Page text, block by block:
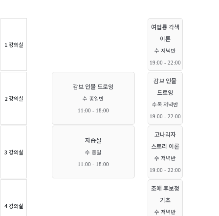
1 강의실
여법룡 각색
이론
수 저녁반
19:00 - 22:00
2 강의실
감브 인물 드로잉
수 종일반
11:00 - 18:00
감브 인물
드로잉
수목 저녁반
19:00 - 22:00
3 강의실
자습실
수 종일
11:00 - 18:00
고나리자
스토리 이론
수 저녁반
19:00 - 22:00
4 강의실
조애 후보정
기초
수 저녁반